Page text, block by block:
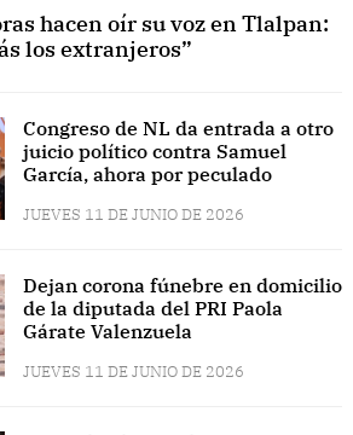
hacen oír su voz en Tlalpan:
los extranjeros”
Congreso de NL da entrada a otro
juicio político contra Samuel
García, ahora por peculado
JUEVES 11 DE JUNIO DE 2026
Dejan corona fúnebre en domicilio
de la diputada del PRI Paola
Gárate Valenzuela
JUEVES 11 DE JUNIO DE 2026